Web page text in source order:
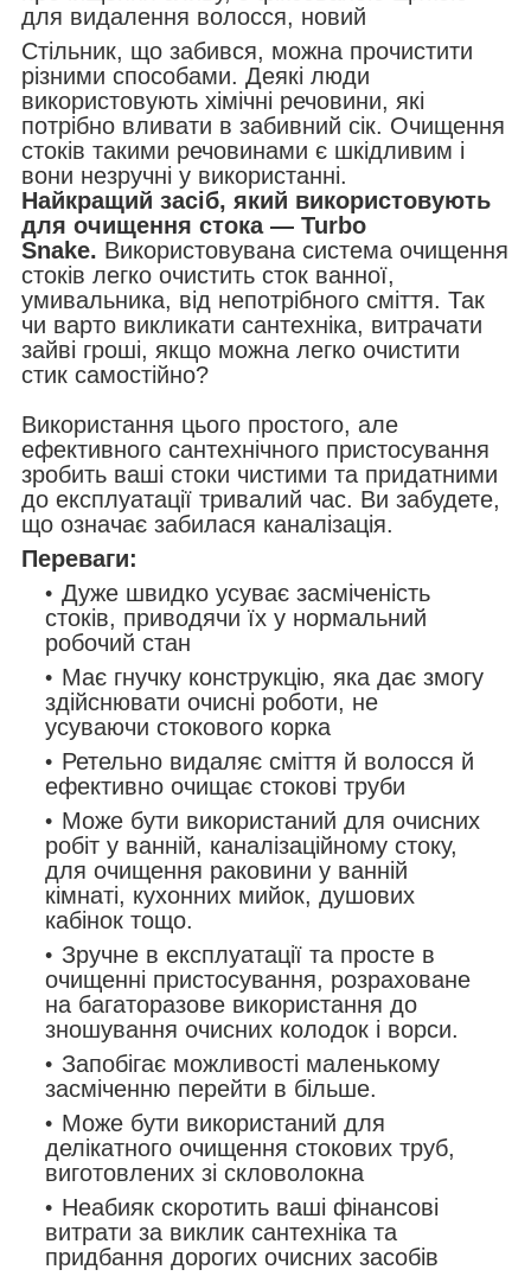
для видалення волосся, новий
Стільник, що забився, можна прочистити
різними способами. Деякі люди
використовують хімічні речовини, які
потрібно вливати в забивний сік. Очищення
стоків такими речовинами є шкідливим і
вони незручні у використанні.
Найкращий засіб, який використовують
для очищення стока — Turbo
Snake. Використовувана система очищення
стоків легко очистить сток ванної,
умивальника, від непотрібного сміття. Так
чи варто викликати сантехніка, витрачати
зайві гроші, якщо можна легко очистити
стик самостійно?
Використання цього простого, але
ефективного сантехнічного пристосування
зробить ваші стоки чистими та придатними
до експлуатації тривалий час. Ви забудете,
що означає забилася каналізація.
Переваги:
Дуже швидко усуває засміченість
стоків, приводячи їх у нормальний
робочий стан
Має гнучку конструкцію, яка дає змогу
здійснювати очисні роботи, не
усуваючи стокового корка
Ретельно видаляє сміття й волосся й
ефективно очищає стокові труби
Може бути використаний для очисних
робіт у ванній, каналізаційному стоку,
для очищення раковини у ванній
кімнаті, кухонних мийок, душових
кабінок тощо.
Зручне в експлуатації та просте в
очищенні пристосування, розраховане
на багаторазове використання до
зношування очисних колодок і ворси.
Запобігає можливості маленькому
засміченню перейти в більше.
Може бути використаний для
делікатного очищення стокових труб,
виготовлених зі скловолокна
Неабияк скоротить ваші фінансові
витрати за виклик сантехніка та
придбання дорогих очисних засобів